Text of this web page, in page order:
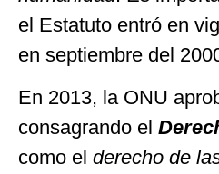
el Estatuto entró en
en septiembre del
En 2013, la ONU
consagrando el
como el derecho de